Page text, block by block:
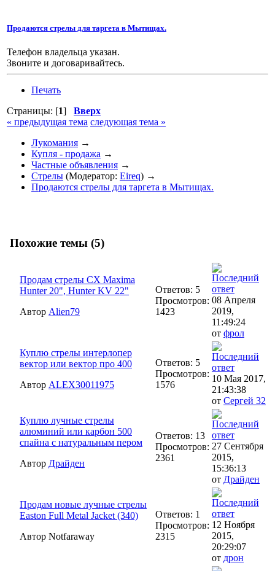
Продаются стрелы для таргета в Мытищах.
Телефон владельца указан.
Звоните и договаривайтесь.
Печать
Страницы: [1] Вверх
« предыдущая тема следующая тема »
Лукомания →
Купля - продажа →
Частные объявления →
Стрелы (Модератор: Eireq) →
Продаются стрелы для таргета в Мытищах.
Похожие темы (5)
Продам стрелы CX Maxima
Hunter 20", Hunter KV 22"
Автор Alien79
Ответов: 5
Просмотров:
1423
08 Апреля
2019,
11:49:24
от фрол
Куплю стрелы интерлопер
вектор или вектор про 400
Автор ALEX30011975
Ответов: 5
Просмотров:
1576
10 Мая 2017,
21:43:38
от Сергей 32
Куплю лучные стрелы
алюминий или карбон 500
спайна с натуральным пером
Автор Драйден
Ответов: 13
Просмотров:
2361
27 Сентября
2015,
15:36:13
от Драйден
Продам новые лучные стрелы
Easton Full Metal Jacket (340)
Автор Notfaraway
Ответов: 1
Просмотров:
2315
12 Ноября
2015,
20:29:07
от дрон